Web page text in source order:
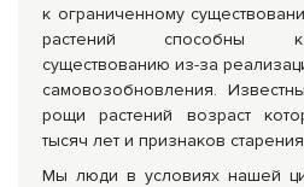
к ограниченному
растений способны к
существованию из-за
самовозобновления.
рощи растений возраст
тысяч лет и признаков
Мы люди в условиях нашей